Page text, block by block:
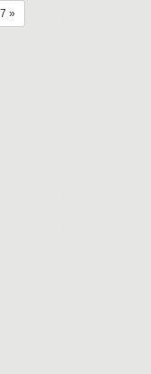
»